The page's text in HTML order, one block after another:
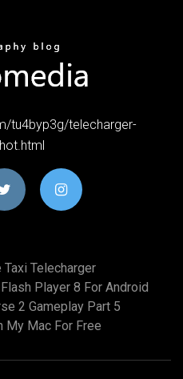
tu4byp3g/telecharger-
Telecharger
Player 8 For Android
2 Gameplay Part 5
My Mac For Free